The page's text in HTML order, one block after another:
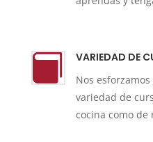
 VARIEDAD DE
Nos
variedad de
cocina como